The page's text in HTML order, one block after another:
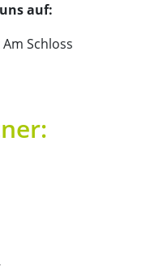
auf:
Schloss